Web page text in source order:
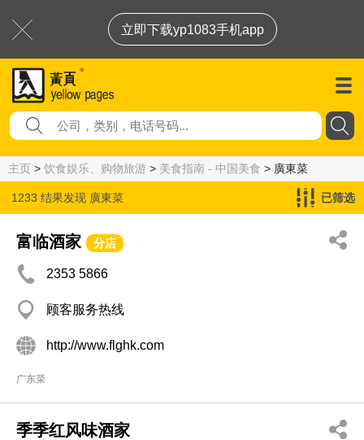
立即下载yp1083手机app
主页 > 饮食娱乐、购物旅游 > 美食指南 - 中国美食 > 廣東菜
1233 结果发现 廣東菜 已筛选
富临酒家 分店
2353 5866
顾客服务热线
http://www.flghk.com
广东菜
季季红风味酒家